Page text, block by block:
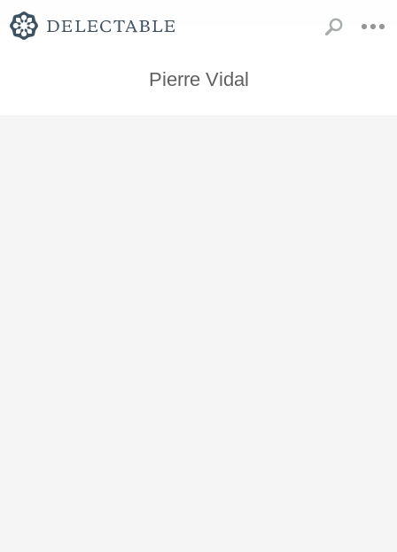
Pierre Vidal